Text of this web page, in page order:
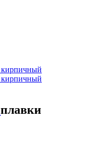
плавки